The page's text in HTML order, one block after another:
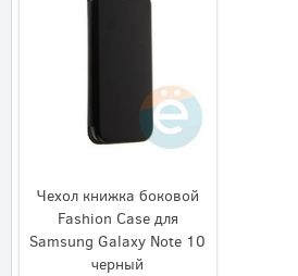
Чехол книжка боковой
Fashion Case для
Samsung Galaxy Note 10
черный